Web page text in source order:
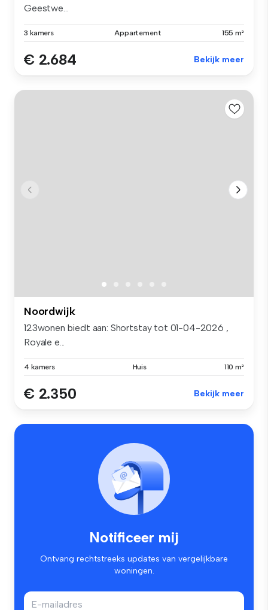
Geestwe...
3 kamers Appartement 155 m²
€ 2.684 Bekijk meer
Noordwijk
123wonen biedt aan: Shortstay tot 01-04-2026 ,
Royale e...
4 kamers Huis 110 m²
€ 2.350 Bekijk meer
Notificeer mij
Ontvang rechtstreeks updates van vergelijkbare
woningen.